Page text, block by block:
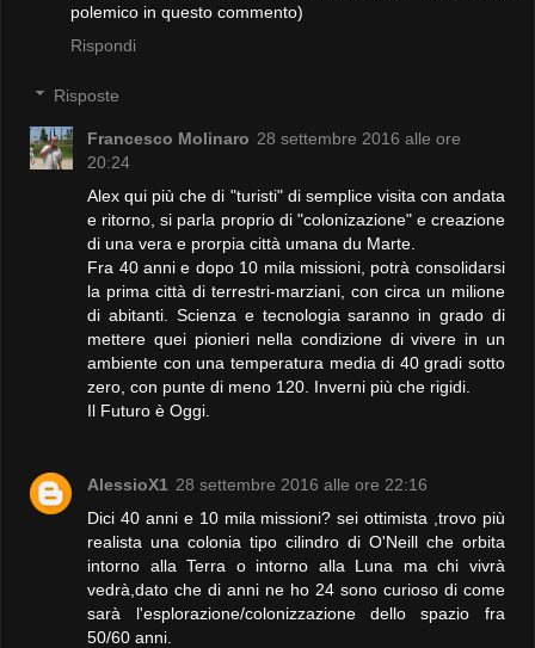
polemico in questo commento)
Rispondi
Risposte
Francesco Molinaro 28 settembre 2016 alle ore
20:24
Alex qui più che di "turisti" di semplice visita con andata
e ritorno, si parla proprio di "colonizazione" e creazione
di una vera e prorpia città umana du Marte.
Fra 40 anni e dopo 10 mila missioni, potrà consolidarsi
la prima città di terrestri-marziani, con circa un milione
di abitanti. Scienza e tecnologia saranno in grado di
mettere quei pionieri nella condizione di vivere in un
ambiente con una temperatura media di 40 gradi sotto
zero, con punte di meno 120. Inverni più che rigidi.
Il Futuro è Oggi.
AlessioX1 28 settembre 2016 alle ore 22:16
Dici 40 anni e 10 mila missioni? sei ottimista ,trovo più
realista una colonia tipo cilindro di O'Neill che orbita
intorno alla Terra o intorno alla Luna ma chi vivrà
vedrà,dato che di anni ne ho 24 sono curioso di come
sarà l'esplorazione/colonizzazione dello spazio fra
50/60 anni.